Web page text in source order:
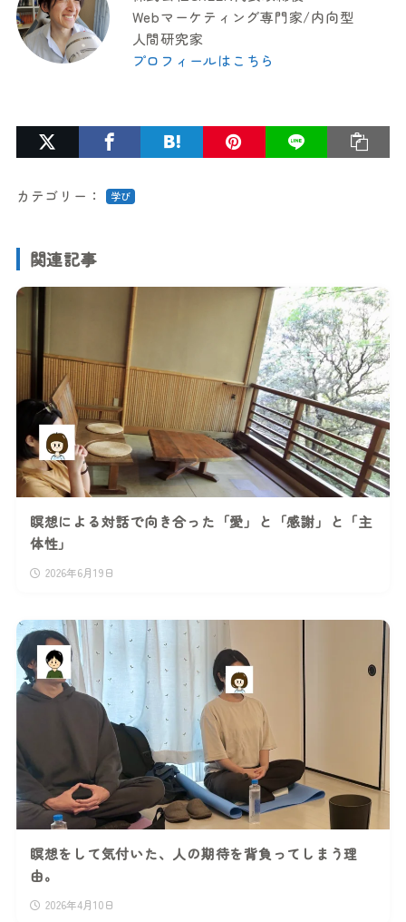
Webマーケティング専門家/内向型
人間研究家
プロフィールはこちら
カテゴリー： 学び
関連記事
瞑想による対話で向き合った「愛」と「感謝」と「主
体性」
2026年6月19日
瞑想をして気付いた、人の期待を背負ってしまう理
由。
2026年4月10日